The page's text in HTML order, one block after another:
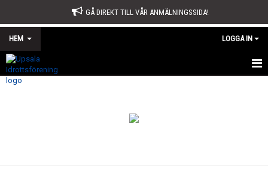
GÅ DIREKT TILL VÅR ANMÄLNINGSSIDA!
HEM LOGGA IN
START